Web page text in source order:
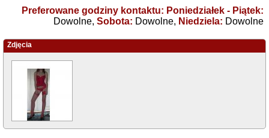
Preferowane godziny kontaktu: Poniedziałek - Piątek:
Dowolne, Sobota: Dowolne, Niedziela: Dowolne
Zdjęcia